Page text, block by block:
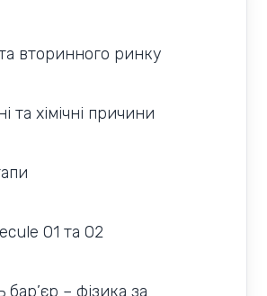
вторинного ринку
та хімічні причини
01 та 02
– фізика за